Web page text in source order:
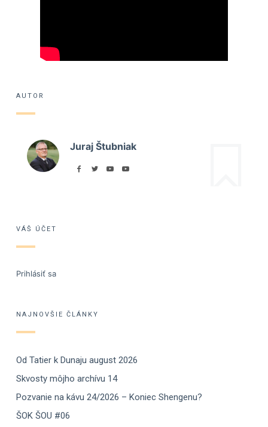
AUTOR
Juraj Štubniak
VÁŠ ÚČET
Prihlásiť sa
NAJNOVŠIE ČLÁNKY
Od Tatier k Dunaju august 2026
Skvosty môjho archívu 14
Pozvanie na kávu 24/2026 – Koniec Shengenu?
ŠOK ŠOU #06